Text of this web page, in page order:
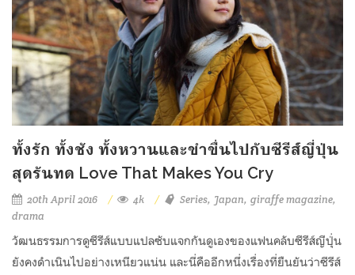
ทั้งรัก ทั้งชัง ทั้งหวานและขำขื่นไปกับซีรีส์ญี่ปุ่น
สุดรันทด Love That Makes You Cry
20th April 2016 4k Series Japan giraffe magazine
drama
วัฒนธรรมการดูซีรีส์แบบแปลซับแจกกันดูเองของแฟนคลับซีรีส์ญีปุ่่น
ยังคงดำเนินไปอย่างเหนียวแน่น และนี่คืออีกหนึ่งเรื่องที่ยืนยันว่าซีรีส์